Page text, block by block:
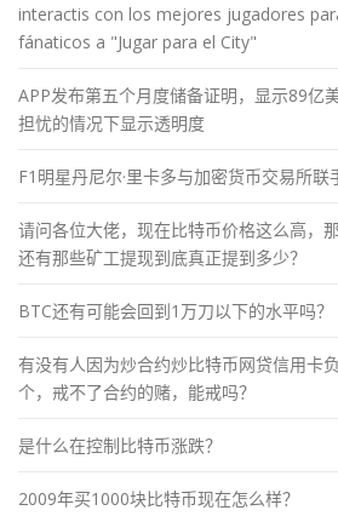
interactis con los mejores jugadores
fánaticos a "Jugar para el City"
APP发布第五个月度储备证明，显示89亿
担忧的情况下显示透明度
F1明星丹尼尔·里卡多与加密货币交易所联
请问各位大佬，现在比特币价格这么高，
还有那些矿工提现到底真正提到多少？
BTC还有可能会回到1万刀以下的水平吗？
有没有人因为炒合约炒比特币网贷信用卡
个，戒不了合约的赌，能戒吗？
是什么在控制比特币涨跌？
2009年买1000块比特币现在怎么样？